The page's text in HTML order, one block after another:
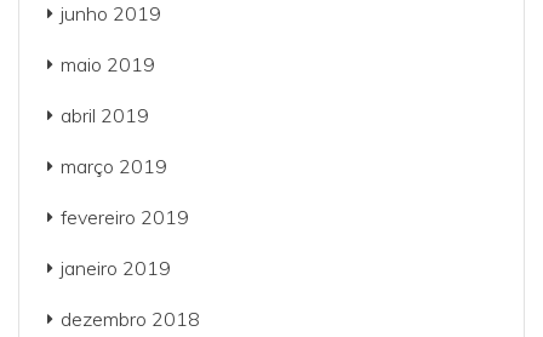
junho 2019
maio 2019
abril 2019
março 2019
fevereiro 2019
janeiro 2019
dezembro 2018